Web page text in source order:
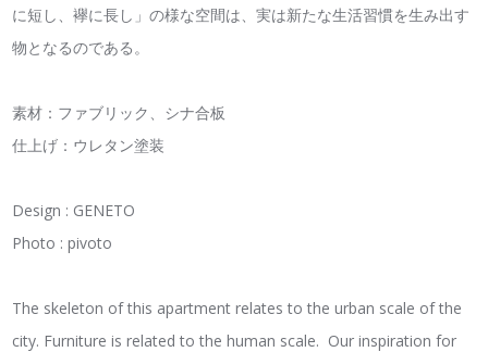
に短し、襷に長し」の様な空間は、実は新たな生活習慣を生み出す
物となるのである。
素材：ファブリック、シナ合板
仕上げ：ウレタン塗装
Design : GENETO
Photo : pivoto
The skeleton of this apartment relates to the urban scale of the
city. Furniture is related to the human scale. Our inspiration for